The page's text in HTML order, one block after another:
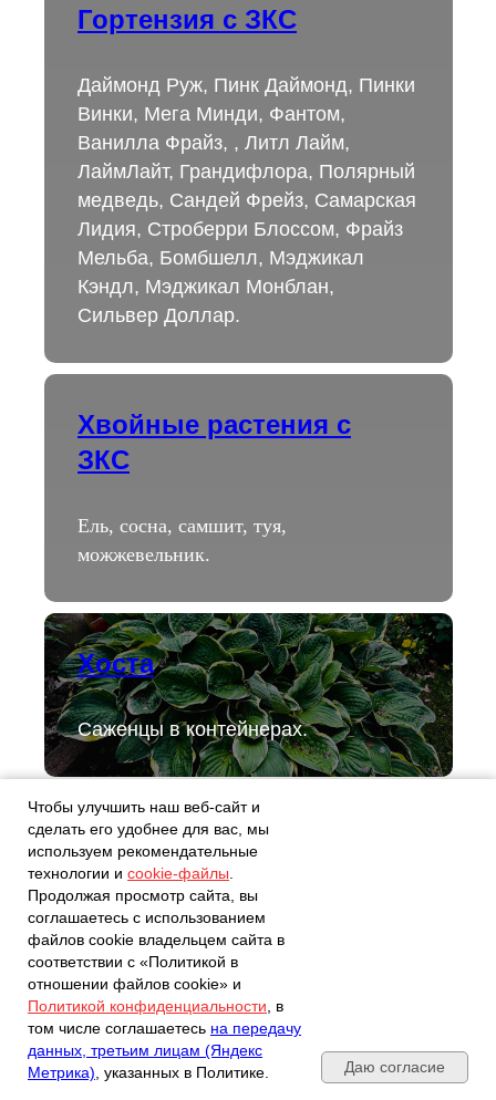
Гортензия с ЗКС
Даймонд Руж, Пинк Даймонд, Пинки
Винки, Мега Минди, Фантом,
Ванилла Фрайз, , Литл Лайм,
ЛаймЛайт, Грандифлора, Полярный
медведь, Сандей Фрейз, Самарская
Лидия, Строберри Блоссом, Фрайз
Мельба, Бомбшелл, Мэджикал
Кэндл, Мэджикал Монблан,
Сильвер Доллар.
Хвойные растения с
ЗКС
Ель, сосна, самшит, туя,
можжевельник.
Хоста
Саженцы в контейнерах.
Лаванда
Саженцы в контейнерах.
Розы с ЗКС
Роза английская, флорибунда, спрей
Почта, телефон, Telegram, Мах
Чтобы улучшить наш веб-сайт и
сделать его удобнее для вас, мы
используем рекомендательные
технологии и cookie-файлы
Продолжая просмотр сайта, вы
соглашаетесь с использованием
файлов cookie владельцем сайта в
соответствии с «Политикой в
отношении файлов cookie» и
Политикой конфиденциальности , в
том числе соглашаетесь на передачу
данных, третьим лицам (Яндекс
Метрика) , указанных в Политике. Даю согласие